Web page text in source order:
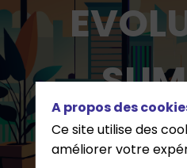
1er AVRIL
Cité,
A propos des
Ce site utilise des
améliorer votre